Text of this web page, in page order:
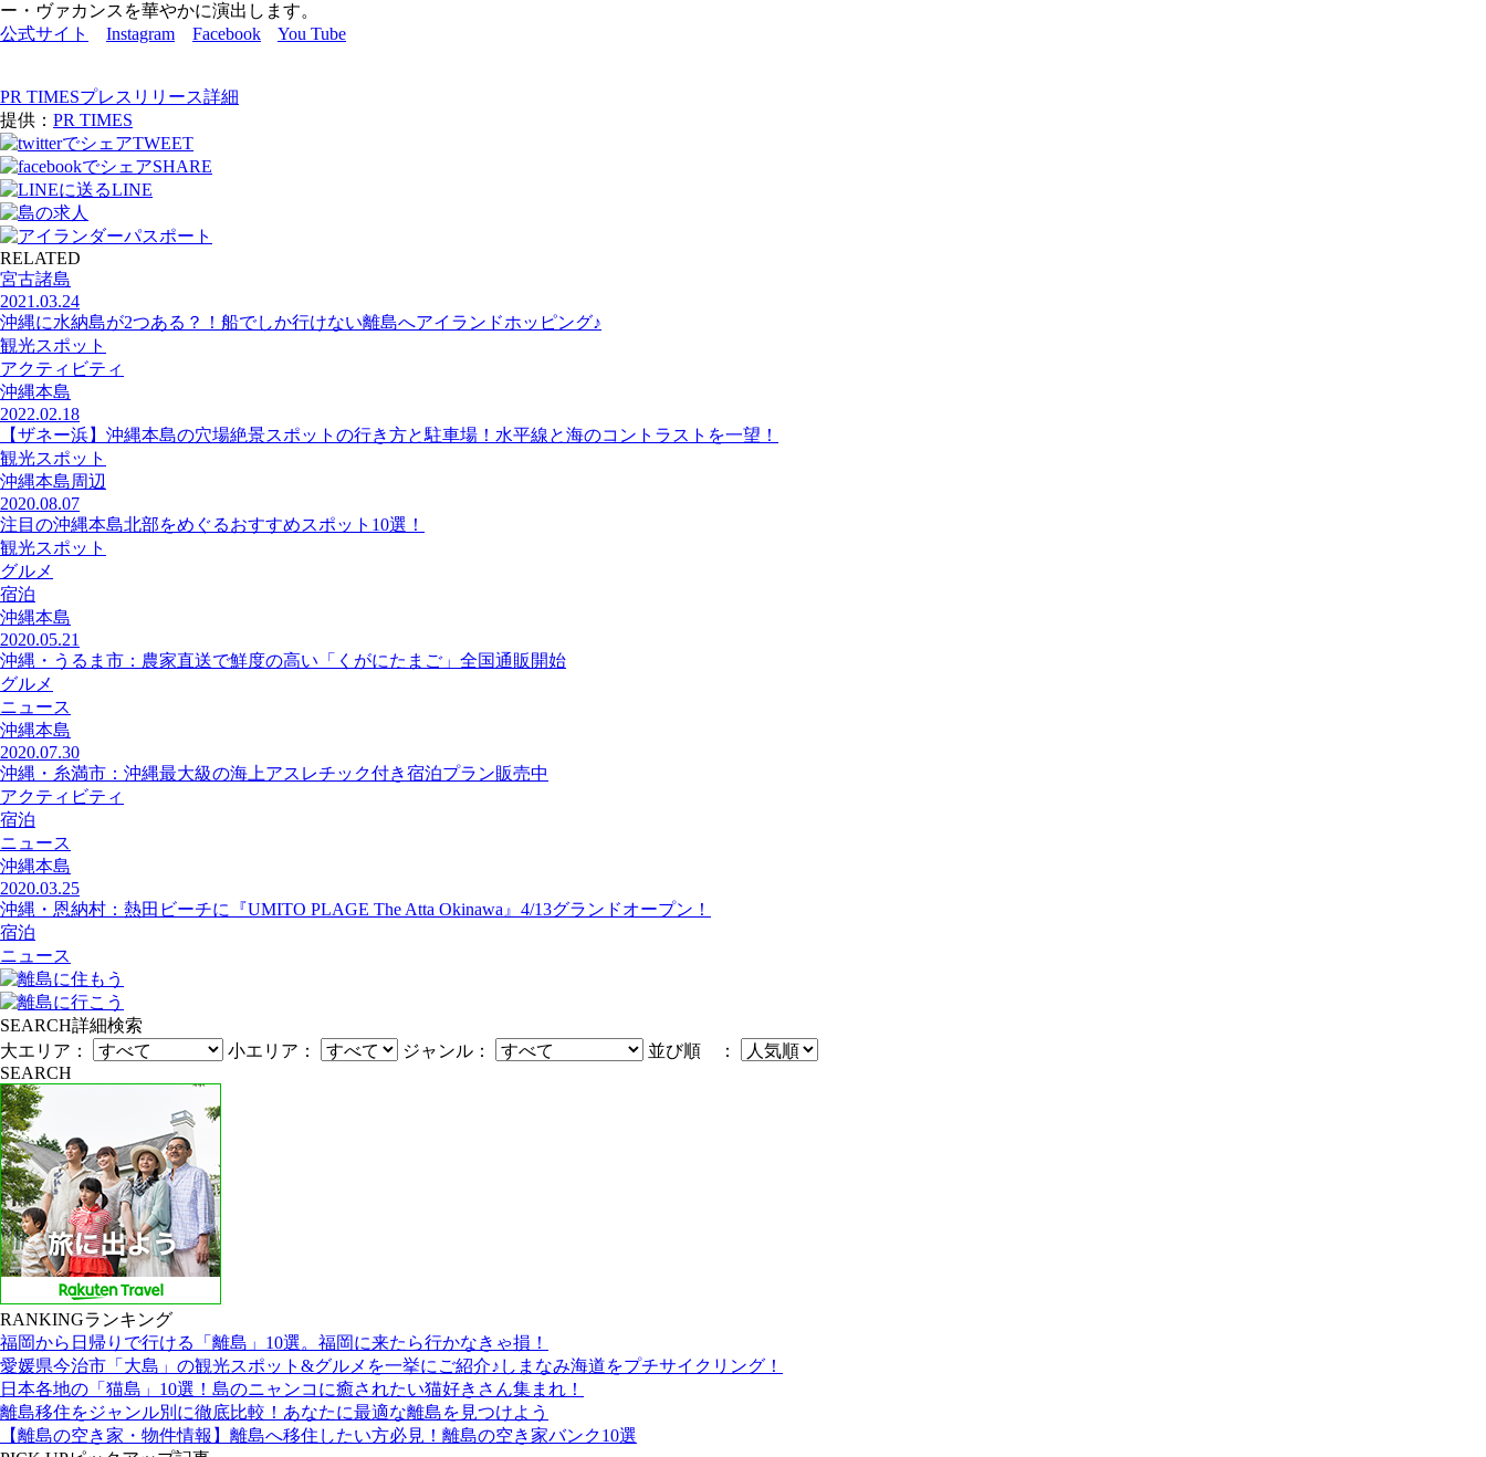
ー・ヴァカンスを華やかに演出します。
公式サイト
Instagram Facebook You Tube
PR TIMESプレスリリース詳細
提供： PR TIMES
TWEET
SHARE
LINE
RELATED
宮古諸島
2021.03.24
沖縄に水納島が2つある？！船でしか行けない離島へアイランドホッピング♪
観光スポット
アクティビティ
沖縄本島
2022.02.18
【ザネー浜】沖縄本島の穴場絶景スポットの行き方と駐車場！水平線と海のコントラストを一望！
観光スポット
沖縄本島周辺
2020.08.07
注目の沖縄本島北部をめぐるおすすめスポット10選！
観光スポット
グルメ
宿泊
沖縄本島
2020.05.21
沖縄・うるま市：農家直送で鮮度の高い「くがにたまご」全国通販開始
グルメ
ニュース
沖縄本島
2020.07.30
沖縄・糸満市：沖縄最大級の海上アスレチック付き宿泊プラン販売中
アクティビティ
宿泊
ニュース
沖縄本島
2020.03.25
沖縄・恩納村：熱田ビーチに『UMITO PLAGE The Atta Okinawa』4/13グランドオープン！
宿泊
ニュース
SEARCH詳細検索
大エリア：
小エリア： ジャンル：
並び順 ：
SEARCH
RANKINGランキング
福岡から日帰りで行ける「離島」10選。福岡に来たら行かなきゃ損！
愛媛県今治市「大島」の観光スポット&グルメを一挙にご紹介♪しまなみ海道をプチサイクリング！
日本各地の「猫島」10選！島のニャンコに癒されたい猫好きさん集まれ！
離島移住をジャンル別に徹底比較！あなたに最適な離島を見つけよう
【離島の空き家・物件情報】離島へ移住したい方必見！離島の空き家バンク10選